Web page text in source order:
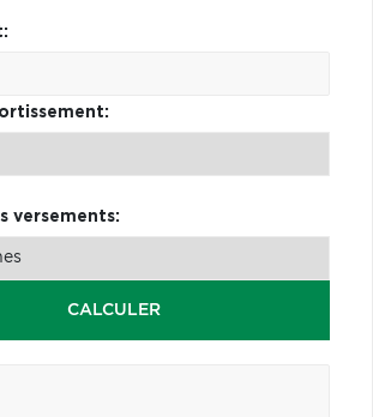
versements:
CALCULER